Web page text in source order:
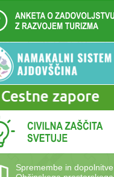
Spremembe in dopolnitve